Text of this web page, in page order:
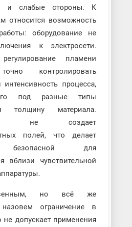
и слабые стороны. К
относится возможность
оборудование не
к электросети.
пламени
контролировать
интенсивность процесса,
под разные типы
толщину материала.
не создает
полей, что делает
безопасной для
вблизи чувствительной
но всё же
назовем ограничение в
не допускает применения